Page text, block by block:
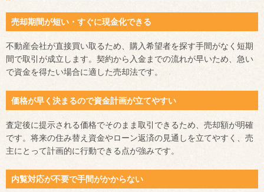
売却期間が短い・すぐに現金化できる
不動産会社が直接買い取るため、購入希望者を探す手間がなく短期
間で取引が成立します。契約から入金までの流れが早いため、急い
で資金を得たい場合に適した売却法です。
価格が早く決まるので資金計画が立てやすい
査定後に提示される価格でそのまま取引できるため、売却額が明確
です。将来の住み替え資金やローン返済の見通しを立てやすく、売
主にとって計画的に行動できる点が強みです。
内覧対応が不要で手間がかからない